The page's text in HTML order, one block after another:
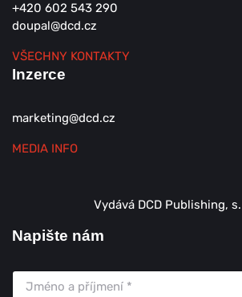
+420 602 543 290
doupal@dcd.cz
VŠECHNY KONTAKTY
Inzerce
marketing@dcd.cz
MEDIA INFO
Vydává DCD Publishing,
Napište nám